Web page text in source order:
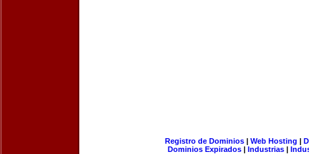
Registro de Dominios| Web Hosting |
Dominios Expirados | Industrias |